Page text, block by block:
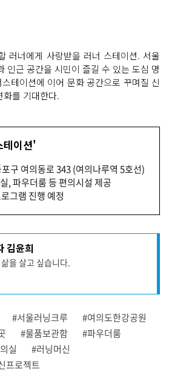
러너에게 사랑받을 러너 스테이션. 서울
인근 공간을 시민이 즐길 수 있는 도심 명
테이션에 이어 문화 공간으로 꾸며질 신
화를 기대한다.
테이션'
구 여의동로 343 (여의나루역 5호선)
, 파우더룸 등 편의시설 제공
그램 진행 예정
김윤희
을 살고 싶습니다.
#서울러닝크루
#여의도한강공원
#물품보관함
#파우더룸
실
#러닝머신
프로젝트